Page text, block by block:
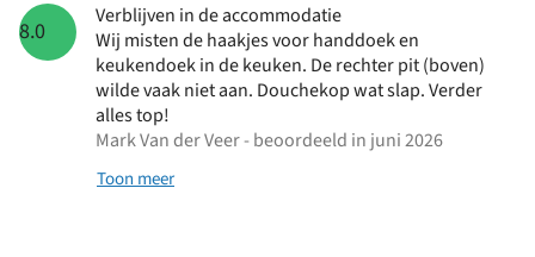
8.0
Verblijven in de accommodatie
Wij misten de haakjes voor handdoek en
keukendoek in de keuken. De rechter pit (boven)
wilde vaak niet aan. Douchekop wat slap. Verder
alles top!
Mark Van der Veer - beoordeeld in juni 2026
Toon meer